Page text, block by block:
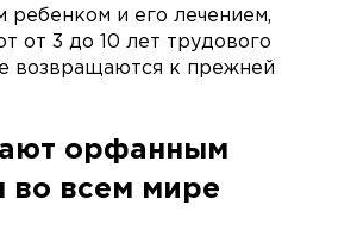
ребенком и его лечением,
от 3 до 10 лет трудового
возвращаются к прежней
орфанным
во всем мире